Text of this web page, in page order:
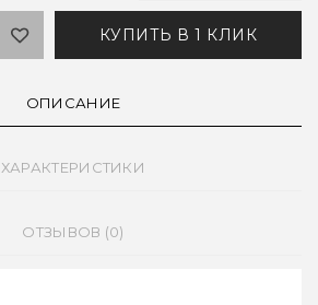
КУПИТЬ В 1 КЛИК
ОПИСАНИЕ
ХАРАКТЕРИСТИКИ
ОТЗЫВОВ (0)